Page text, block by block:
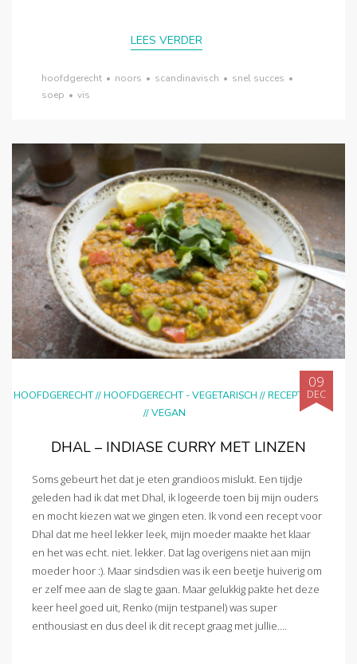
LEES VERDER
hoofdgerecht • noors • scandinavisch • snel succes •
soep • vis
HOOFDGERECHT//HOOFDGERECHT - VEGETARISCH //RECEPTEN
//VEGAN
09
DEC
DHAL – INDIASE CURRY MET LINZEN
Soms gebeurt het dat je eten grandioos mislukt. Een tijdje
geleden had ik dat met Dhal, ik logeerde toen bij mijn ouders
en mocht kiezen wat we gingen eten. Ik vond een recept voor
Dhal dat me heel lekker leek, mijn moeder maakte het klaar
en het was echt. niet. lekker. Dat lag overigens niet aan mijn
moeder hoor :). Maar sindsdien was ik een beetje huiverig om
er zelf mee aan de slag te gaan. Maar gelukkig pakte het deze
keer heel goed uit, Renko (mijn testpanel) was super
enthousiast en dus deel ik dit recept graag met jullie....